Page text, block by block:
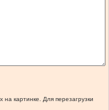
картинке. Для перезагрузки